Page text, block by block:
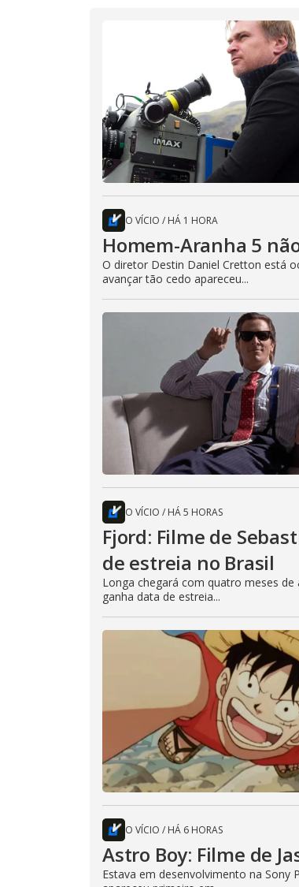
O VÍCIO / HÁ 1 HORA
Homem-Aranha 5
O diretor Destin Daniel Cretton está
avançar tão cedo apareceu...
O VÍCIO / HÁ 5 HORAS
Fjord: Filme de
de estreia no Brasil
Longa chegará com quatro meses
ganha data de estreia...
O VÍCIO / HÁ 6 HORAS
Astro Boy: Filme de
Estava em desenvolvimento na Sony